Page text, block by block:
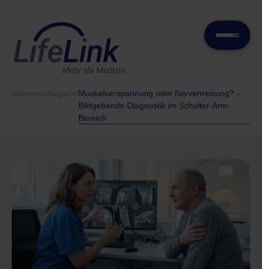
Muskelverspannung oder Nervenreizung? –
Bildgebende Diagnostik im Schulter-Arm-
Bereich